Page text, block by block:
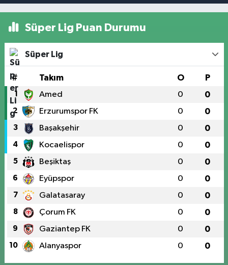
Süper Lig Puan Durumu
Süper Lig
# Takım O P
1 Amed 0 0
2 Erzurumspor FK 0 0
3 Başakşehir 0 0
4 Kocaelispor 0 0
5 Beşiktaş 0 0
6 Eyüpspor 0 0
7 Galatasaray 0 0
8 Çorum FK 0 0
9 Gaziantep FK 0 0
10 Alanyaspor 0 0